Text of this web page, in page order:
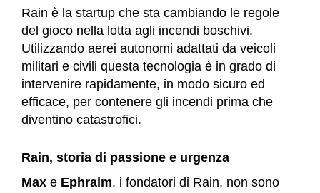
Rain è la startup che sta cambiando le regole
del gioco nella lotta agli incendi boschivi.
Utilizzando aerei autonomi adattati da veicoli
militari e civili questa tecnologia è in grado di
intervenire rapidamente, in modo sicuro ed
efficace, per contenere gli incendi prima che
diventino catastrofici.
Rain, storia di passione e urgenza
Max e Ephraim, i fondatori di Rain, non sono